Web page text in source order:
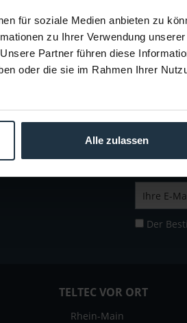
für soziale Medien anbieten zu
zu Ihrer Verwendung unserer
Partner führen diese
oder die sie im Rahmen Ihrer
Alle zulassen
Liefertermin bitte anfragen
Der
TELTEC VOR ORT
Rhein-Main